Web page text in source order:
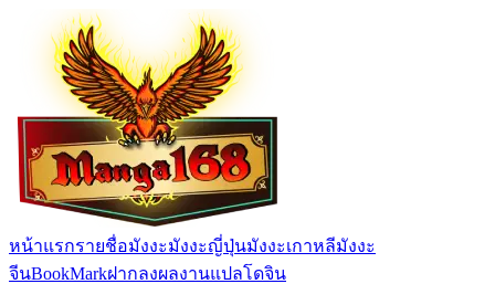
หน้าแรกรายชื่อมังงะมังงะญี่ปุ่นมังงะเกาหลีมังงะ
จีนBookMarkฝากลงผลงานแปลโดจิน